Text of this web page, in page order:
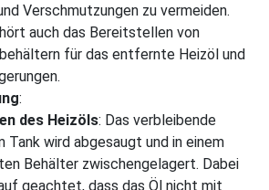
Verschmutzungen zu vermeiden.
auch das Bereitstellen von
für das entfernte Heizöl und
:
des Heizöls: Das verbleibende
Tank wird abgesaugt und in einem
Behälter zwischengelagert. Dabei
geachtet, dass das Öl nicht mit